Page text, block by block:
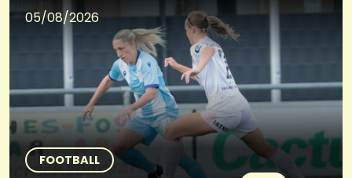
05/08/2026
FOOTBALL